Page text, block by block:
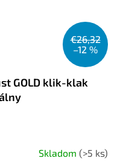
€26,32
–12 %
GOLD klik-klak
Skladom (>5 ks)